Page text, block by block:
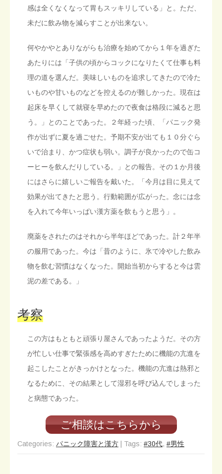
感は全くなくなって胃もスッキリしている」と。ただ、
未だに飲み物を減らすことが出来ない。
何やかやとありながらも治療を始めてから１年を過ぎた
あたりには「子供の頃からコックになりたくて仕事も料
理の道を選んだ。美味しいものを追求してきたので冷た
いものや甘いものなどを控えるのが難しかった。現在は
起床を早くして就寝を早めたので夜食は格段に減ると思
う。」とのことであった。２年経った頃、「パニック発
作が出ずに夏を過ごせた。予期不安が出ても１０分ぐら
いで治まり、かつ症状も弱い。調子が良かったので缶コ
ーヒーを飲んだりしている。」との報告。その１か月後
にはさらに嬉しいご報告を戴いた。「今月は目に見えて
効果が出てきたと思う。行動範囲が広がった。念には念
を入れて今年いっぱい漢方薬を飲もうと思う」。
廃薬をされたのはそれから半年ほどであった。計２年半
の服用であった。今は「昔のように、氷で冷やした飲み
物を飲む習慣はなくなった。開始当初からすると今は雲
泥の差である。」
考察
この方はもともと頑張り屋さんであったようだ。その方
が忙しい仕事で緊張感を高めすぎたために機能の亢進を
起こしたことがきっかけとなった。機能の亢進は熱邪と
なるために、その結果として湿邪を呼び込んでしまった
と病態であった。
ご相談はこちらから
Categories: パニック障害と漢方 | Tags: #30代, #男性